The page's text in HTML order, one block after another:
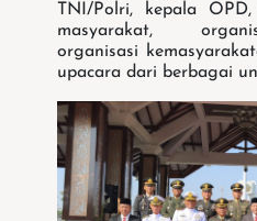
TNI/Polri, kepala
masyarakat,
organisasi
upacara dari berbagai